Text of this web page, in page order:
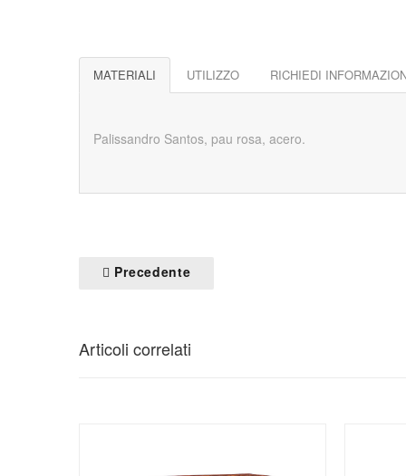
MATERIALI UTILIZZO RICHIEDI
Palissandro Santos, pau rosa, acero.
Precedente
Articoli correlati